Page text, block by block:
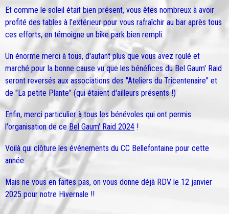
Et comme le soleil était bien présent, vous êtes nombreux à avoir
profité des tables à l'extérieur pour vous rafraîchir au bar après tous
ces efforts, en témoigne un bike park bien rempli.
Un énorme merci à tous, d'autant plus que vous avez roulé et
marché pour la bonne cause vu que les bénéfices du Bel Gaum' Raid
seront reversés aux associations des "Ateliers du Tricentenaire" et
de "La petite Plante" (qui étaient d'ailleurs présents !)
Enfin, merci particulier à tous les bénévoles qui ont permis
l'organisation de ceBel Gaum' Raid 2024 !
Voilà qui clôture les événements du CC Bellefontaine pour cette
année.
Mais ne vous en faites pas, on vous donne déjà RDV le 12 janvier
2025 pour notre Hivernale !!